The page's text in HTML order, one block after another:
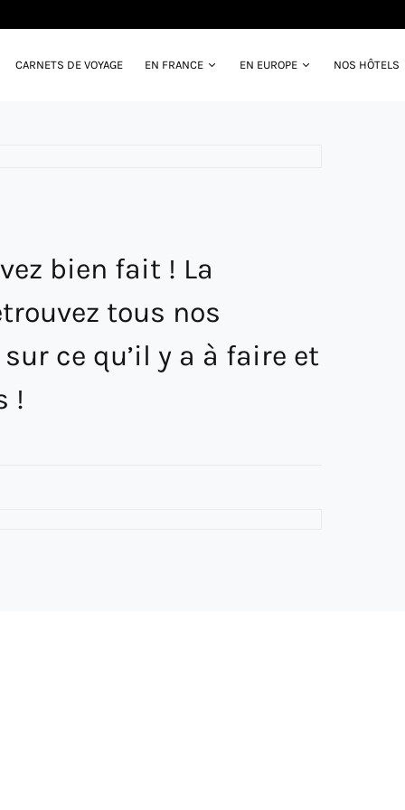
CARNETS DE VOYAGE EN FRANCE EN EUROPE NOS HÔTELS
bien fait ! La
tous nos
ce qu’il y a à faire et
!